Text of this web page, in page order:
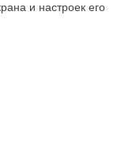
и настроек его